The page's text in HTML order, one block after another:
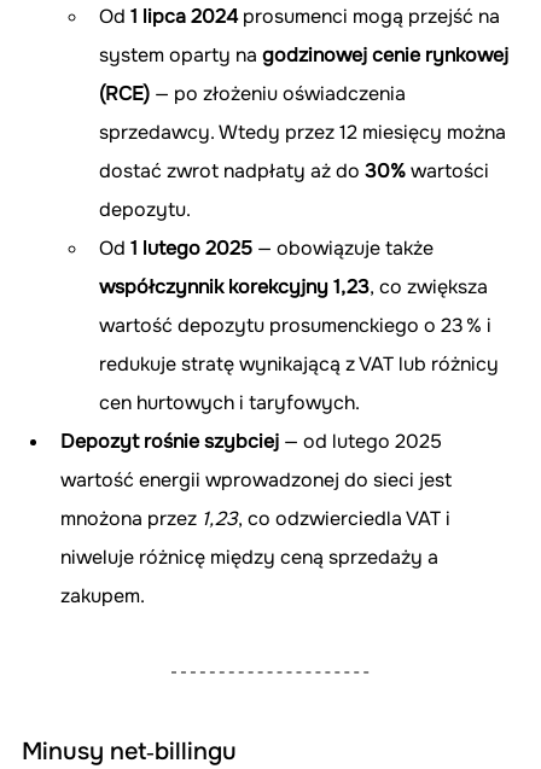
Od 1 lipca 2024 prosumenci mogą przejść na
system oparty na godzinowej cenie rynkowej
(RCE) — po złożeniu oświadczenia
sprzedawcy. Wtedy przez 12 miesięcy można
dostać zwrot nadpłaty aż do 30% wartości
depozytu.
Od 1 lutego 2025 — obowiązuje także
współczynnik korekcyjny 1,23, co zwiększa
wartość depozytu prosumenckiego o 23 % i
redukuje stratę wynikającą z VAT lub różnicy
cen hurtowych i taryfowych.
Depozyt rośnie szybciej — od lutego 2025
wartość energii wprowadzonej do sieci jest
mnożona przez 1,23, co odzwierciedla VAT i
niweluje różnicę między ceną sprzedaży a
zakupem.
Minusy net‑billingu